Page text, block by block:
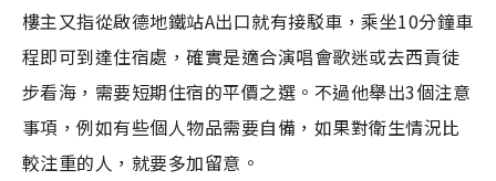
樓主又指從啟德地鐵站A出口就有接駁車，乘坐10分鐘車
程即可到達住宿處，確實是適合演唱會歌迷或去西貢徒
步看海，需要短期住宿的平價之選。不過他舉出3個注意
事項，例如有些個人物品需要自備，如果對衛生情況比
較注重的人，就要多加留意。